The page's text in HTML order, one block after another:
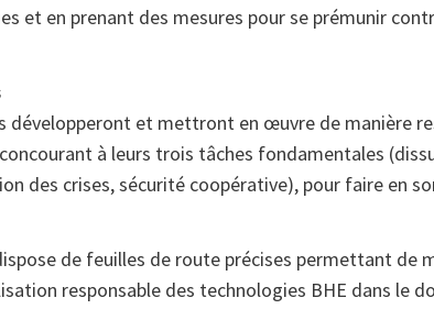
et en prenant des mesures pour se prémunir
développeront et mettront en œuvre de manière
à leurs trois tâches fondamentales
des crises, sécurité coopérative), pour faire en
de feuilles de route précises permettant de
responsable des technologies BHE dans le